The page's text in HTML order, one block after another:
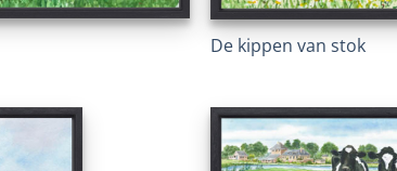
De kippen van stok